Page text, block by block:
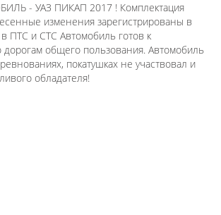
- УАЗ ПИКАП 2017 ! Комплектация
изменения зарегистрированы в
ПТС и СТС Автомобиль готов к
общего пользования. Автомобиль
покатушках не участвовал и
обладателя!